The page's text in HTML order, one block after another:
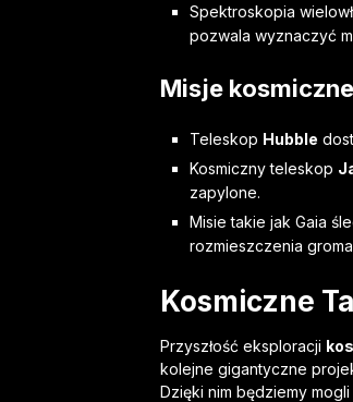
Spektroskopia
pozwala wyznaczyć
Misje kosmiczne
Teleskop Hubble
Kosmiczny teleskop
zapylone.
Misie takie jak Gaia
rozmieszczenia
Kosmiczne
Przyszłość eksploracji
kolejne gigantyczne
Dzięki nim będziemy